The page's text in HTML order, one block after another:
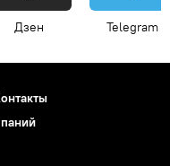
Дзен Telegram